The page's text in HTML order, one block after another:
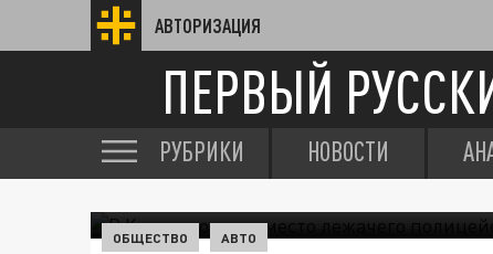
АВТОРИЗАЦИЯ
ПЕРВЫЙ
РУБРИКИ НОВОСТИ
ОБЩЕСТВО АВТО